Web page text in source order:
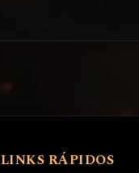
LINKS RÁPIDOS